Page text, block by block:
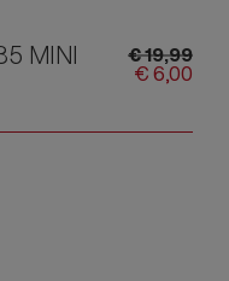
MINI €19,99
€6,00